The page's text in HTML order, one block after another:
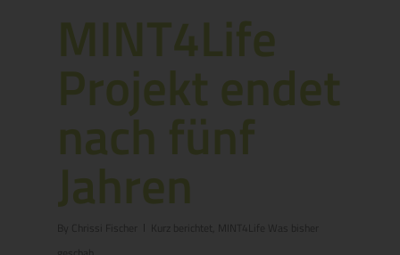
MINT4Life
Projekt endet
nach fünf
Jahren
By
MINT4Life Was bisher